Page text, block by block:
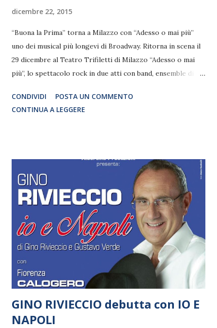
dicembre 22, 2015
“Buona la Prima” torna a Milazzo con “Adesso o mai più”
uno dei musical più longevi di Broadway. Ritorna in scena il
29 dicembre al Teatro Trifiletti di Milazzo “Adesso o mai
più”, lo spettacolo rock in due atti con band, ensemble di
No day but Today” di Jonathan Larson (1996) e da “La
Bohème” di Giacomo Puccini (1896) - prodotto
di teatro musicale, che dal 2013 coinvolge talenti nei campi
di musica, canto, teatro e danza, al fine di mettere in scena
opere teatrali complete, godibili e ambiziose. In stretta
collaborazione con una compagnia teatrale in continua
evoluzione - i R&H, appunto - Buona la Prima lavora
costantemente sulla preparazione di tutte le figure
artistiche, dai membri della direzione creativa ai
componenti dell’ensemble di danza, dai cantattori ai...
CONDIVIDI
POSTA UN COMMENTO
CONTINUA A LEGGERE
GINO RIVIECCIO debutta con IO E
NAPOLI